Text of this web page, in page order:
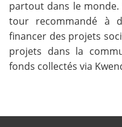
partout dans le monde.
tour recommandé à
financer des projets
projets dans la
fonds collectés via